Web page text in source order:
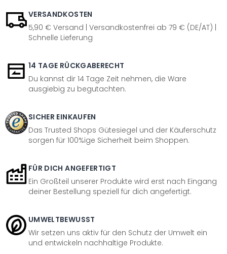
VERSANDKOSTEN
5,90 € Versand | Versandkostenfrei ab 79 € (DE/AT) |
Schnelle Lieferung
14 TAGE RÜCKGABERECHT
Du kannst dir 14 Tage Zeit nehmen, die Ware
ausgiebig zu begutachten.
SICHER EINKAUFEN
Das Trusted Shops Gütesiegel und der Käuferschutz
sorgen für 100%ige Sicherheit beim Shoppen.
FÜR DICH ANGEFERTIGT
Ein Großteil unserer Produkte wird erst nach Eingang
deiner Bestellung speziell für dich angefertigt.
UMWELTBEWUSST
Wir setzen uns aktiv für den Schutz der Umwelt ein
und entwickeln nachhaltige Produkte.